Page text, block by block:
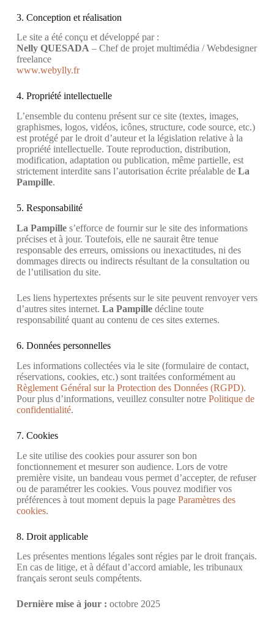
3. Conception et réalisation
Le site a été conçu et développé par :
Nelly QUESADA – Chef de projet multimédia / Webdesigner
freelance
www.webylly.fr
4. Propriété intellectuelle
L’ensemble du contenu présent sur ce site (textes, images,
graphismes, logos, vidéos, icônes, structure, code source, etc.)
est protégé par le droit d’auteur et la législation relative à la
propriété intellectuelle. Toute reproduction, distribution,
modification, adaptation ou publication, même partielle, est
strictement interdite sans l’autorisation écrite préalable de La
Pampille.
5. Responsabilité
La Pampilles’efforce de fournir sur le site des informations
précises et à jour. Toutefois, elle ne saurait être tenue
responsable des erreurs, omissions ou inexactitudes, ni des
dommages directs ou indirects résultant de la consultation ou
de l’utilisation du site.
Les liens hypertextes présents sur le site peuvent renvoyer vers
d’autres sites internet. La Pampilledécline toute
responsabilité quant au contenu de ces sites externes.
6. Données personnelles
Les informations collectées via le site (formulaire de contact,
réservations, cookies, etc.) sont traitées conformément au
Règlement Général sur la Protection des Données (RGPD).
Pour plus d’informations, veuillez consulter notre Politique de
confidentialité.
7. Cookies
Le site utilise des cookies pour assurer son bon
fonctionnement et mesurer son audience. Lors de votre
première visite, un bandeau vous permet d’accepter, de refuser
ou de paramétrer les cookies. Vous pouvez modifier vos
préférences à tout moment depuis la page Paramètres des
cookies.
8. Droit applicable
Les présentes mentions légales sont régies par le droit français.
En cas de litige, et à défaut d’accord amiable, les tribunaux
français seront seuls compétents.
Dernière mise à jour : octobre 2025